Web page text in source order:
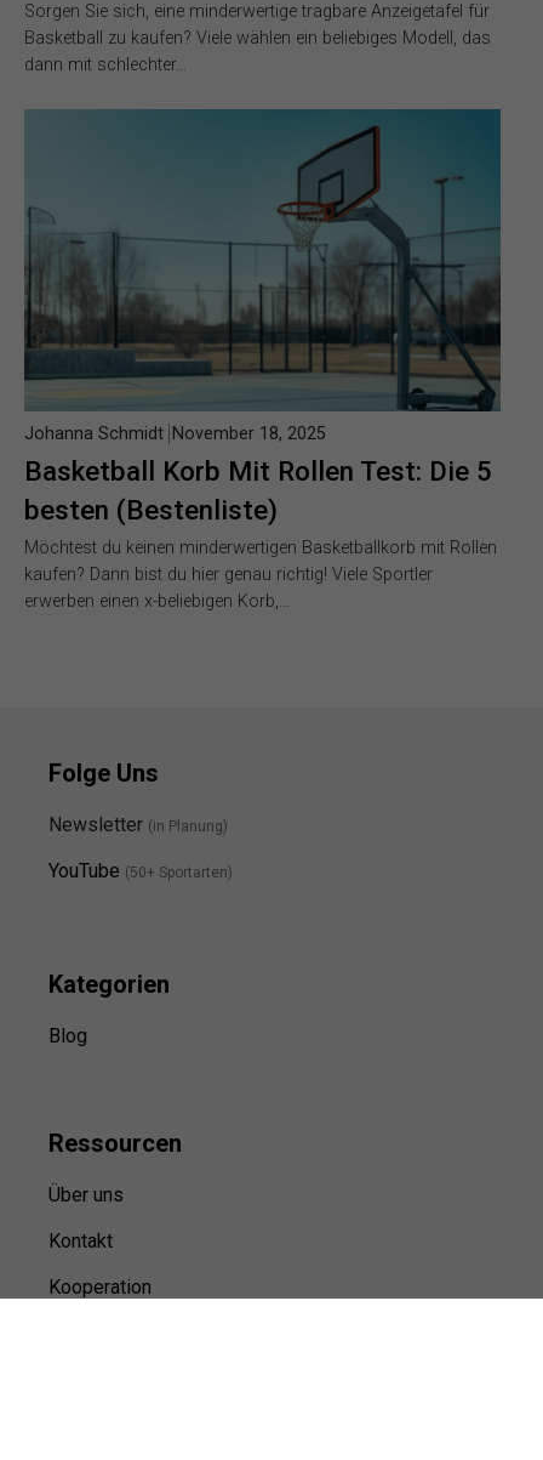
Sorgen Sie sich, eine minderwertige tragbare Anzeigetafel für
Basketball zu kaufen? Viele wählen ein beliebiges Modell, das
dann mit schlechter…
Basketball Korb Mit Rollen Test: Die 5
besten (Bestenliste)
Johanna Schmidt November 18, 2025
Möchtest du keinen minderwertigen Basketballkorb mit Rollen
kaufen? Dann bist du hier genau richtig! Viele Sportler
erwerben einen x-beliebigen Korb,…
Folge Uns
Newsletter (in Planung)
YouTube (50+ Sportarten)
Kategorien
Blog
Ressourcen
Über uns
Kontakt
Kooperation